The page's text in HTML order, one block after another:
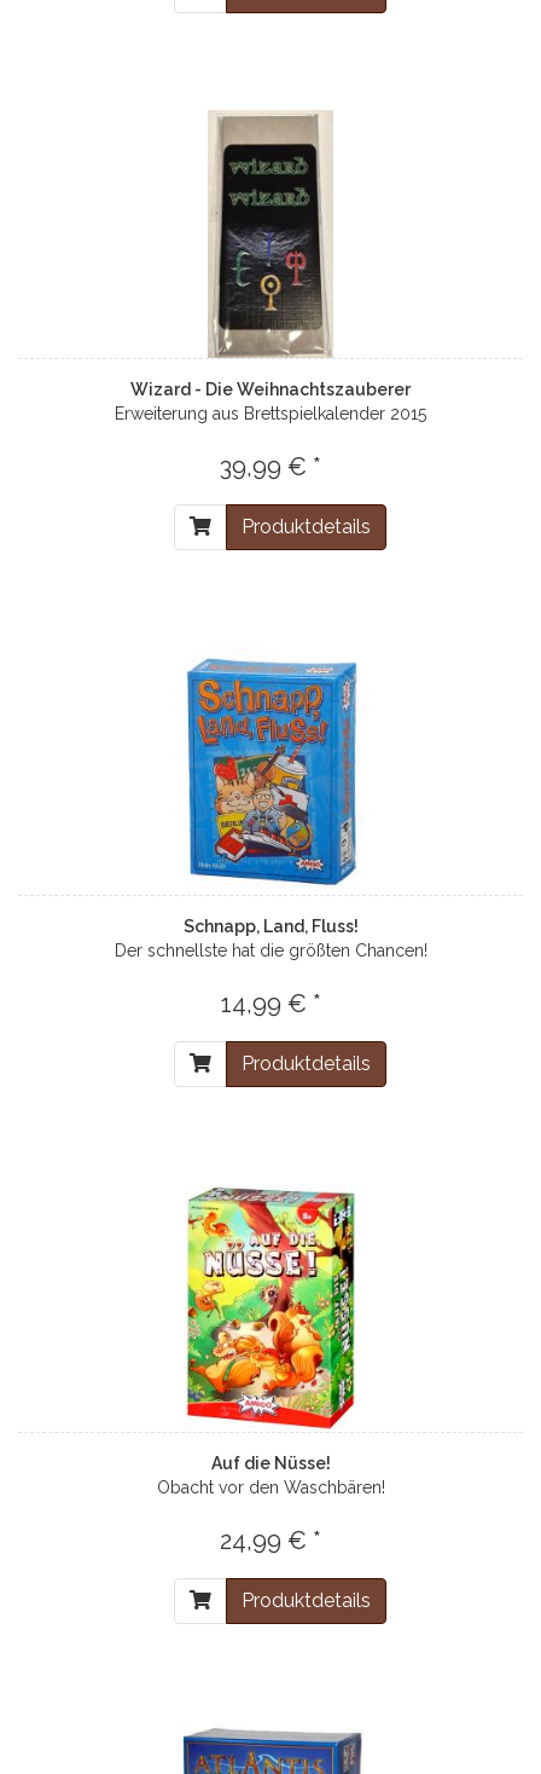
Wizard - Die Weihnachtszauberer
Erweiterung aus Brettspielkalender 2015
39,99 € *
Produktdetails
Schnapp, Land, Fluss!
Der schnellste hat die größten Chancen!
14,99 € *
Produktdetails
Auf die Nüsse!
Obacht vor den Waschbären!
24,99 € *
Produktdetails